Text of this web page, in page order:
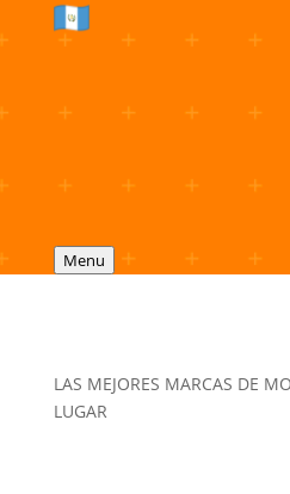
Menu
LAS MEJORES MARCAS DE
LUGAR